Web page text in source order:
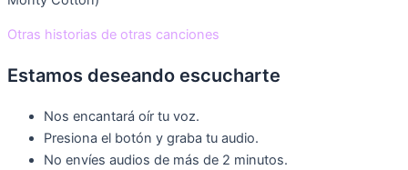
Otras historias de otras canciones
Estamos deseando escucharte
Nos encantará oír tu voz.
Presiona el botón y graba tu audio.
No envíes audios de más de 2 minutos.